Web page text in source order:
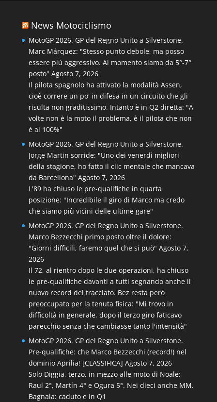
News Motociclismo
MotoGP 2026. GP del Regno Unito a Silverstone.
Marc Márquez: "Stesso punto debole, ma posso
essere più aggressivo. Al momento siamo da 5°-7°
posto" Agosto 7, 2026
Il pilota spagnolo ha attivato la modalità Assen,
cioè correre un po' in difesa in un circuito che gli
risulta non graditissimo. Intanto è in Q2 diretta: "A
volte non è la moto il problema, è il pilota che non
è al 100%"
MotoGP 2026. GP del Regno Unito a Silverstone.
Jorge Martin sorride: "Uno dei venerdì migliori
della stagione, ho fatto il clic mentale che mancava
da Barcellona" Agosto 7, 2026
L'89 ha chiuso le pre-qualifiche in quarta
posizione: "Incredibile il giro di Marco ma credo
che siamo più vicini delle ultime gare"
MotoGP 2026. GP del Regno Unito a Silverstone.
Marco Bezzecchi primo posto oltre il dolore:
"Giorni difficili, faremo quel che si può" Agosto 7,
2026
Il 72, al rientro dopo le due operazioni, ha chiuso
le pre-qualifiche davanti a tutti segnando anche il
nuovo record del tracciato. Bez resta però
preoccupato per la tenuta fisica: "Mi trovo in
difficoltà in generale, dopo il terzo giro faticavo
parecchio senza che cambiasse tanto l'intensità"
MotoGP 2026. GP del Regno Unito a Silverstone.
Pre-qualifiche: che Marco Bezzecchi (record!) nel
dominio Aprilia! [CLASSIFICA] Agosto 7, 2026
Solo Diggia, terzo, in mezzo alle moto di Noale:
Raul 2°, Martín 4° e Ogura 5°. Nei dieci anche MM.
Bagnaia: caduto e in Q1